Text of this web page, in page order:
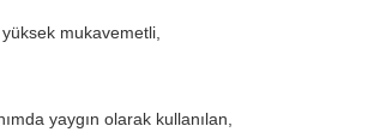
mukavemetli,
yaygın olarak kullanılan,